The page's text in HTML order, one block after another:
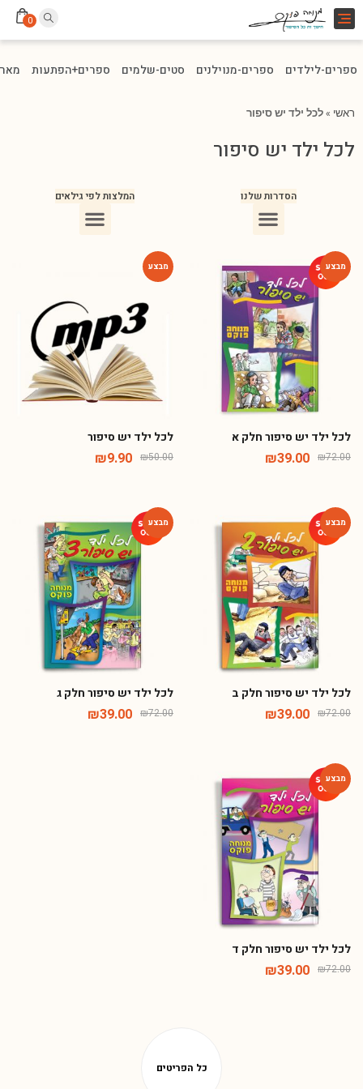
Toggle
navigation
0
ספרים-לילדים ספרים-מנוילנים סטים-שלמים ספרים+הפתעות
ראשי »לכל ילד יש סיפור
לכל ילד יש סיפור
הסדרות שלנו המלצות לפי גילאים
לכל ילד יש סיפור חלק א
₪72.00
₪39.00
לכל ילד יש סיפור
₪50.00
₪9.90
לכל ילד יש סיפור חלק ב
₪72.00
₪39.00
לכל ילד יש סיפור חלק ג
₪72.00
₪39.00
לכל ילד יש סיפור חלק ד
₪72.00
₪39.00